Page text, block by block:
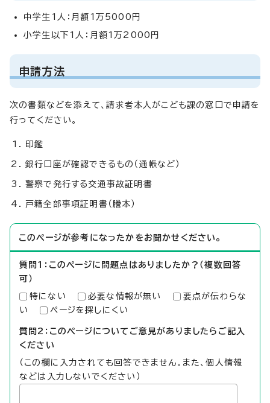
中学生1人：月額1万5000円
小学生以下1人：月額1万2000円
申請方法
次の書類などを添えて、請求者本人がこども課の窓口で申請を
行ってください。
印鑑
銀行口座が確認できるもの（通帳など）
警察で発行する交通事故証明書
戸籍全部事項証明書（謄本）
このページが参考になったかをお聞かせください。
質問1：このページに問題点はありましたか？（複数回答
可）
特にない 必要な情報が無い
要点が伝わらな
い
ページを探しにくい
質問2：このページについてご意見がありましたらご記入
ください
（この欄に入力されても回答できません。また、個人情報
などは入力しないでください）